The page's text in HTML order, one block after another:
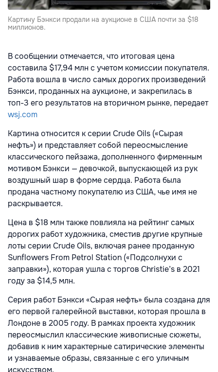
Картину Бэнкси продали на аукционе в США почти за $18
миллионов.
В сообщении отмечается, что итоговая цена
составила $17,94 млн с учетом комиссии покупателя.
Работа вошла в число самых дорогих произведений
Бэнкси, проданных на аукционе, и закрепилась в
топ-3 его результатов на вторичном рынке, передает
wsj.com
Картина относится к серии Crude Oils («Сырая
нефть») и представляет собой переосмысление
классического пейзажа, дополненного фирменным
мотивом Бэнкси — девочкой, выпускающей из рук
воздушный шар в форме сердца. Работа была
продана частному покупателю из США, чье имя не
раскрывается.
Цена в $18 млн также повлияла на рейтинг самых
дорогих работ художника, сместив другие крупные
лоты серии Crude Oils, включая ранее проданную
Sunflowers From Petrol Station («Подсолнухи с
заправки»), которая ушла с торгов Christie’s в 2021
году за $14,5 млн.
Серия работ Бэнкси «Сырая нефть» была создана для
его первой галерейной выставки, которая прошла в
Лондоне в 2005 году. В рамках проекта художник
переосмыслил классические живописные сюжеты,
добавив к ним характерные сатирические элементы
и узнаваемые образы, связанные с его уличным
искусством.